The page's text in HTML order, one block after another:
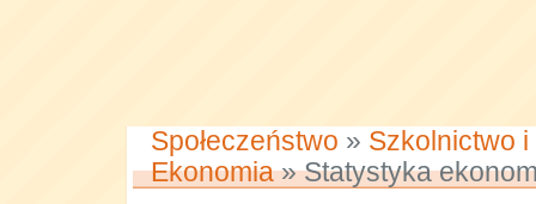
Społeczeństwo » Szkolnictwo
Ekonomia» Statystyka